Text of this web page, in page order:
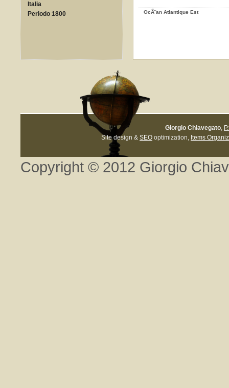
Italia
Periodo 1800
OcÃ¨an Atlantique Est
Giorgio Chiavegato,
Site design & SEO optimization, Items
Copyright © 2012 Giorgio